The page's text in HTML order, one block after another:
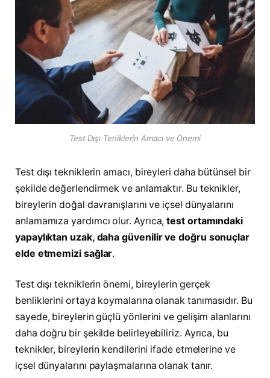
Test Dışı Teniklerin Amacı ve Önemi
Test dışı tekniklerin amacı, bireyleri daha bütünsel bir
şekilde değerlendirmek ve anlamaktır. Bu teknikler,
bireylerin doğal davranışlarını ve içsel dünyalarını
anlamamıza yardımcı olur. Ayrıca,test ortamındaki
yapaylıktan uzak, daha güvenilir ve doğru sonuçlar
elde etmemizi sağlar.
Test dışı tekniklerin önemi, bireylerin gerçek
benliklerini ortaya koymalarına olanak tanımasıdır. Bu
sayede, bireylerin güçlü yönlerini ve gelişim alanlarını
daha doğru bir şekilde belirleyebiliriz. Ayrıca, bu
teknikler, bireylerin kendilerini ifade etmelerine ve
içsel dünyalarını paylaşmalarına olanak tanır.